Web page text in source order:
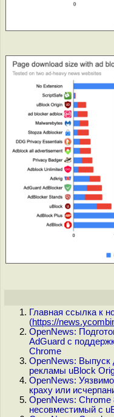
Главная ссылка к
(https://
OpenNews:
AdGuard с
Chrome
OpenNews: Выпуск
рекламы uBlock
OpenNews:
краху или
OpenNews: Chrome
несовместимый с